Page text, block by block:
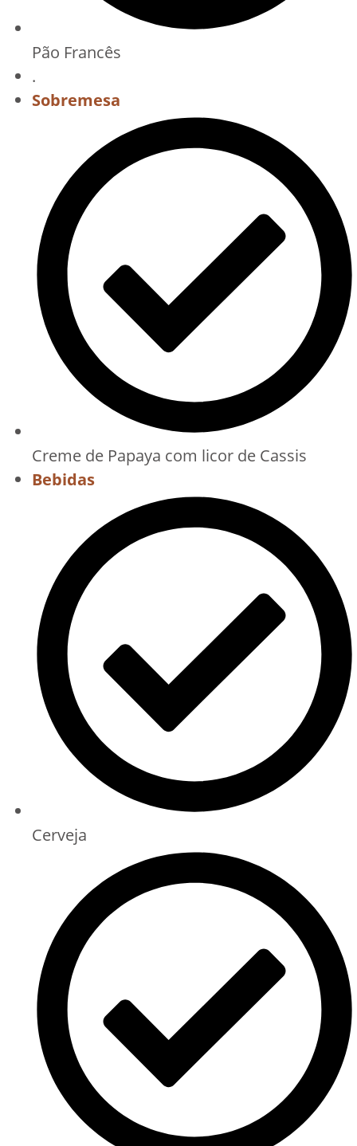
Pão Francês
.
Sobremesa
Creme de Papaya com licor de Cassis
Bebidas
Cerveja